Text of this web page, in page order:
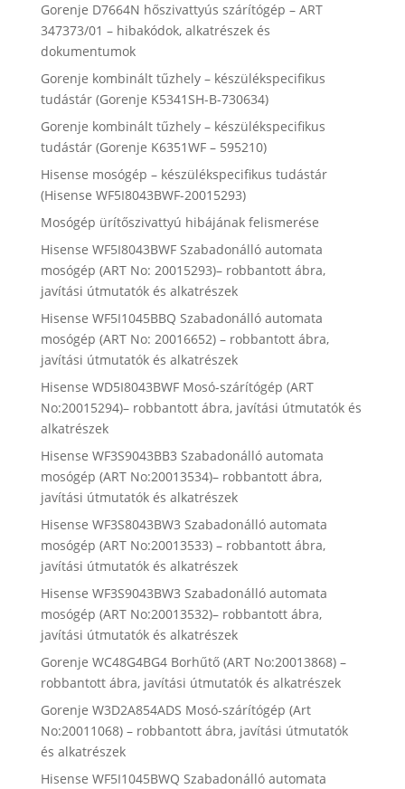
Gorenje D7664N hőszivattyús szárítógép – ART
347373/01 – hibakódok, alkatrészek és
dokumentumok
Gorenje kombinált tűzhely – készülékspecifikus
tudástár (Gorenje K5341SH-B-730634)
Gorenje kombinált tűzhely – készülékspecifikus
tudástár (Gorenje K6351WF – 595210)
Hisense mosógép – készülékspecifikus tudástár
(Hisense WF5I8043BWF-20015293)
Mosógép ürítőszivattyú hibájának felismerése
Hisense WF5I8043BWF Szabadonálló automata
mosógép (ART No: 20015293)– robbantott ábra,
javítási útmutatók és alkatrészek
Hisense WF5I1045BBQ Szabadonálló automata
mosógép (ART No: 20016652) – robbantott ábra,
javítási útmutatók és alkatrészek
Hisense WD5I8043BWF Mosó-szárítógép (ART
No:20015294)– robbantott ábra, javítási útmutatók és
alkatrészek
Hisense WF3S9043BB3 Szabadonálló automata
mosógép (ART No:20013534)– robbantott ábra,
javítási útmutatók és alkatrészek
Hisense WF3S8043BW3 Szabadonálló automata
mosógép (ART No:20013533) – robbantott ábra,
javítási útmutatók és alkatrészek
Hisense WF3S9043BW3 Szabadonálló automata
mosógép (ART No:20013532)– robbantott ábra,
javítási útmutatók és alkatrészek
Gorenje WC48G4BG4 Borhűtő (ART No:20013868) –
robbantott ábra, javítási útmutatók és alkatrészek
Gorenje W3D2A854ADS Mosó-szárítógép (Art
No:20011068) – robbantott ábra, javítási útmutatók
és alkatrészek
Hisense WF5I1045BWQ Szabadonálló automata